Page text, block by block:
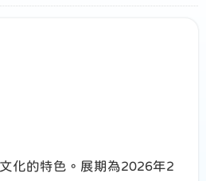
化的特色。展期為2026年2